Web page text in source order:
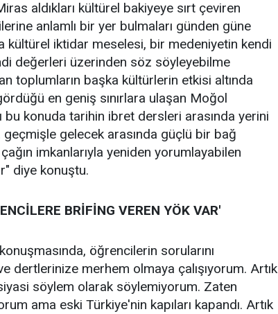
aldıkları kültürel bakiyeye sırt çeviren
anlamlı bir yer bulmaları günden güne
kültürel iktidar meselesi, bir medeniyetin kendi
değerleri üzerinden söz söyleyebilme
toplumların başka kültürlerin etkisi altında
en geniş sınırlara ulaşan Moğol
konuda tarihin ibret dersleri arasında yerini
geçmişle gelecek arasında güçlü bir bağ
imkanlarıyla yeniden yorumlayabilen
diye konuştu.
BRİFİNG VEREN YÖK VAR'
öğrencilerin sorularını
dertlerinize merhem olmaya çalışıyorum. Artık
söylem olarak söylemiyorum. Zaten
ama eski Türkiye'nin kapıları kapandı. Artık